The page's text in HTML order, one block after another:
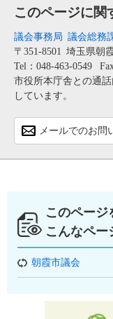
このページに関
議会事務局 議会総務
〒351-8501 埼玉県朝
Tel：048-463-0549
市役所本庁舎との通
しています。
メールでのお問
このページ
こんなペー
朝霞市議会